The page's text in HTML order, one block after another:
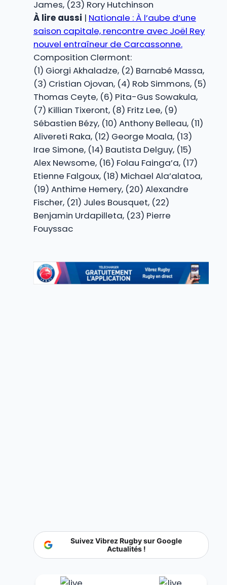
James, (23) Rory Hutchinson
À lire aussi | Nationale : À l’aube d’une
saison capitale, rencontre avec Joël Rey
nouvel entraîneur de Carcassonne.
Composition Clermont:
(1) Giorgi Akhaladze, (2) Barnabé Massa,
(3) Cristian Ojovan, (4) Rob Simmons, (5)
Thomas Ceyte, (6) Pita-Gus Sowakula,
(7) Killian Tixeront, (8) Fritz Lee, (9)
Sébastien Bézy, (10) Anthony Belleau, (11)
Alivereti Raka, (12) George Moala, (13)
Irae Simone, (14) Bautista Delguy, (15)
Alex Newsome, (16) Folau Fainga’a, (17)
Etienne Falgoux, (18) Michael Ala’alatoa,
(19) Anthime Hemery, (20) Alexandre
Fischer, (21) Jules Bousquet, (22)
Benjamin Urdapilleta, (23) Pierre
Fouyssac
Suivez Vibrez Rugby sur Google
Actualités !